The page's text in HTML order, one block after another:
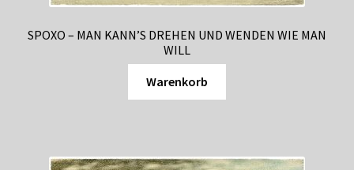
Newsletter
SPOXO – MAN KANN’S DREHEN UND WENDEN WIE MAN
WILL
Warenkorb